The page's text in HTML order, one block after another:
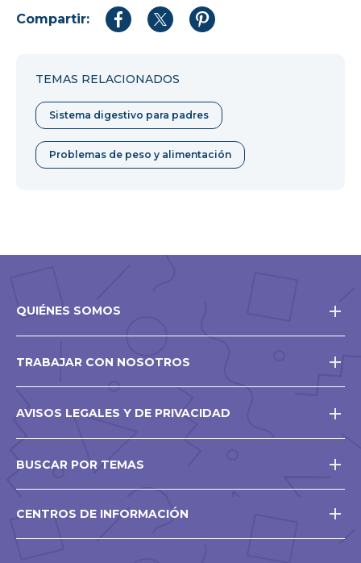
Compartir:
CompartirCompartirCompartir
TEMAS RELACIONADOS
Sistema digestivo para padres
Problemas de peso y alimentación
QUIÉNES SOMOS
TRABAJAR CON NOSOTROS
AVISOS LEGALES Y DE PRIVACIDAD
BUSCAR POR TEMAS
CENTROS DE INFORMACIÓN